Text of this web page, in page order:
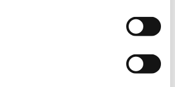
erstellen
und Eigentümer. Unter
wir Aggregatschäden,